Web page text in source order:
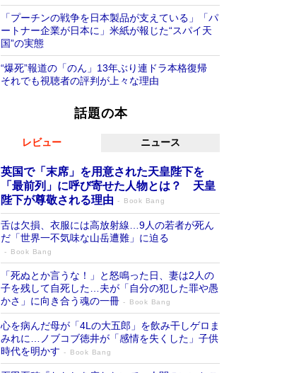
「プーチンの戦争を日本製品が支えている」「パ
ートナー企業が日本に」米紙が報じた“スパイ天
国”の実態
“爆死”報道の「のん」13年ぶり連ドラ本格復帰
それでも視聴者の評判が上々な理由
話題の本
レビュー ニュース
英国で「末席」を用意された天皇陛下を
「最前列」に呼び寄せた人物とは？ 天皇
陛下が尊敬される理由
Book Bang
舌は欠損、衣服には高放射線…9人の若者が死ん
だ「世界一不気味な山岳遭難」に迫る
Book Bang
「死ぬとか言うな！」と怒鳴った日、妻は2人の
子を残して自死した…夫が「自分の犯した罪や愚
かさ」に向き合う魂の一冊
Book Bang
心を病んだ母が「4Lの大五郎」を飲み干しゲロま
みれに…ノブコブ徳井が「感情を失くした」子供
時代を明かす
Book Bang